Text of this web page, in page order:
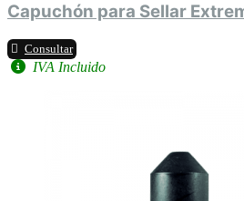
Capuchón para Sellar
Consultar
IVA Incluido